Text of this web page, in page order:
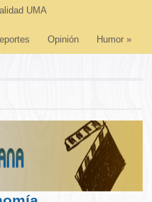
UMA
Opinión Humor »